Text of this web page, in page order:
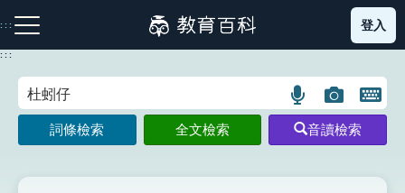
到
主
:::
注音索引圖示 筆畫索引圖示 部首索引表圖示
登入
:::
語
言
搜
圖
片
搜
開
鍵
圖
詞條檢索 全文檢索 音讀檢索